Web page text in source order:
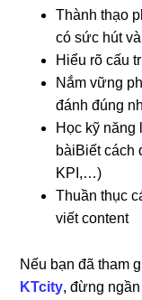
Thành thạo
có sức hút
Hiểu rõ cấu
Nắm vững
đánh đúng
Học kỹ năng
bàiBiết cách
KPI,…)
Thuần thục
viết content
Nếu bạn đã tham
KTcity, đừng